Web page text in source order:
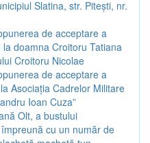
Slatina, str. Pitești, nr.
de acceptare a
doamna Croitoru Tatiana
Croitoru Nicolae
de acceptare a
Asociația Cadrelor Militare
Ioan Cuza”
Olt, a bustului
cu un număr de